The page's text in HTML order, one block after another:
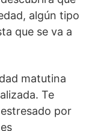
algún tipo
que se va a
matutina
Te
por